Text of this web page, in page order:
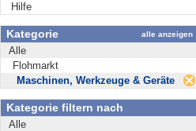
Hilfe
Kategorie alle anzeigen
Alle
Flohmarkt
Maschinen, Werkzeuge & Geräte
Kategorie filtern nach
Alle